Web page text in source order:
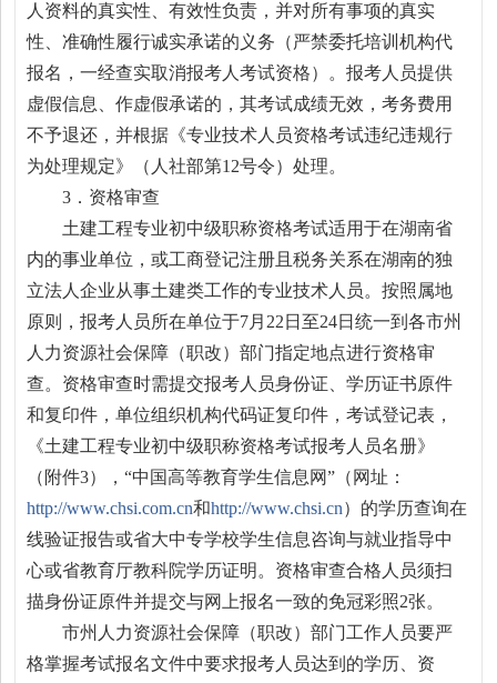
人资料的真实性、有效性负责，并对所有事项的真实
性、准确性履行诚实承诺的义务（严禁委托培训机构代
报名，一经查实取消报考人考试资格）。报考人员提供
虚假信息、作虚假承诺的，其考试成绩无效，考务费用
不予退还，并根据《专业技术人员资格考试违纪违规行
为处理规定》（人社部第12号令）处理。
3．资格审查
土建工程专业初中级职称资格考试适用于在湖南省
内的事业单位，或工商登记注册且税务关系在湖南的独
立法人企业从事土建类工作的专业技术人员。按照属地
原则，报考人员所在单位于7月22日至24日统一到各市州
人力资源社会保障（职改）部门指定地点进行资格审
查。资格审查时需提交报考人员身份证、学历证书原件
和复印件，单位组织机构代码证复印件，考试登记表，
《土建工程专业初中级职称资格考试报考人员名册》
（附件3），“中国高等教育学生信息网”（网址：
http://www.chsi.com.cn和http://www.chsi.cn）的学历查询在
线验证报告或省大中专学校学生信息咨询与就业指导中
心或省教育厅教科院学历证明。资格审查合格人员须扫
描身份证原件并提交与网上报名一致的免冠彩照2张。
市州人力资源社会保障（职改）部门工作人员要严
格掌握考试报名文件中要求报考人员达到的学历、资